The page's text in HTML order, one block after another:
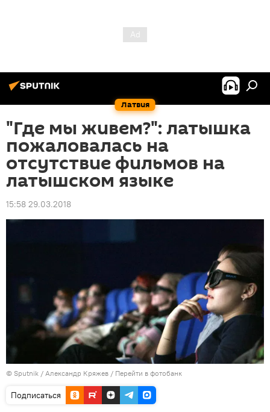
Латвия
"Где мы живем?": латышка
пожаловалась на
отсутствие фильмов на
латышском языке
15:58 29.03.2018
© Sputnik / Александр Кряжев / Перейти в фотобанк
Подписаться